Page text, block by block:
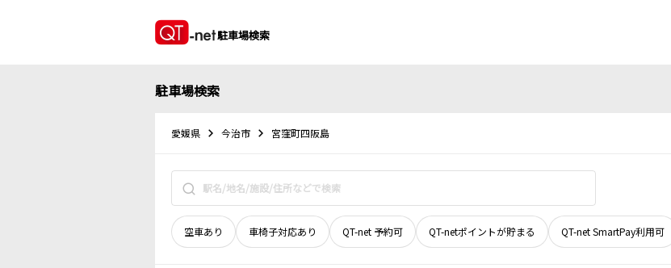
駐車場検索
駐車場検索
愛媛県 今治市 宮窪町四阪島
空車あり 車椅子対応あり QT-net 予約可 QT-netポイントが貯まる QT-net SmartPay利用可